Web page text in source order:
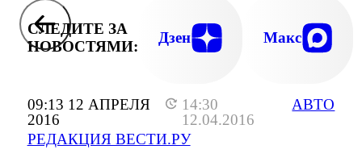
09:13 12 АПРЕЛЯ
2016
14:30
12.04.2016
РЕДАКЦИЯ ВЕСТИ.РУ
АВТО
СЛЕДИТЕ ЗА
НОВОСТЯМИ:
Дзен Макс